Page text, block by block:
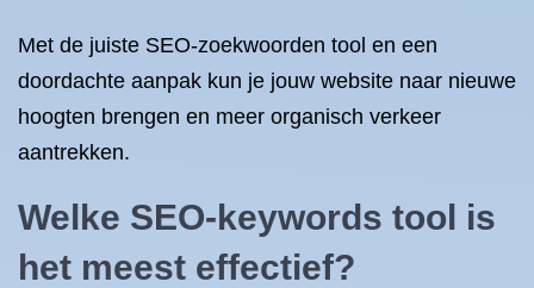
Met de juiste SEO-zoekwoorden tool en een
doordachte aanpak kun je jouw website naar nieuwe
hoogten brengen en meer organisch verkeer
aantrekken.
Welke SEO-keywords tool is
het meest effectief?